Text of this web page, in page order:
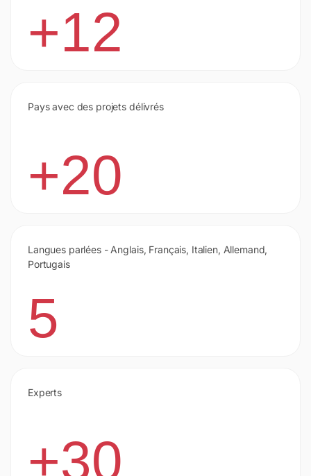
+12
Pays avec des projets délivrés
+20
Langues parlées - Anglais, Français, Italien, Allemand,
Portugais
5
Experts
+30